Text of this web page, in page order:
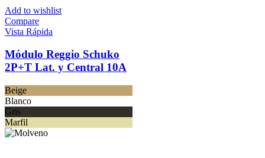
Add to wishlist
Compare
Vista Rápida
Módulo Reggio Schuko
2P+T Lat. y Central 10A
Beige
Blanco
Gris
Marfil